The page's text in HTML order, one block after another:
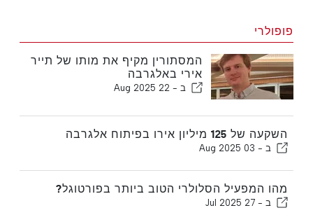
פופולרי
המסתורין מקיף את מותו של תייר
אירי באלגרבה
ב - 22 Aug 2025
השקעה של 125 מיליון אירו בפיתוח אלגרבה
ב - 03 Aug 2025
מהו המפעיל הסלולרי הטוב ביותר בפורטוגל?
ב - 27 Jul 2025